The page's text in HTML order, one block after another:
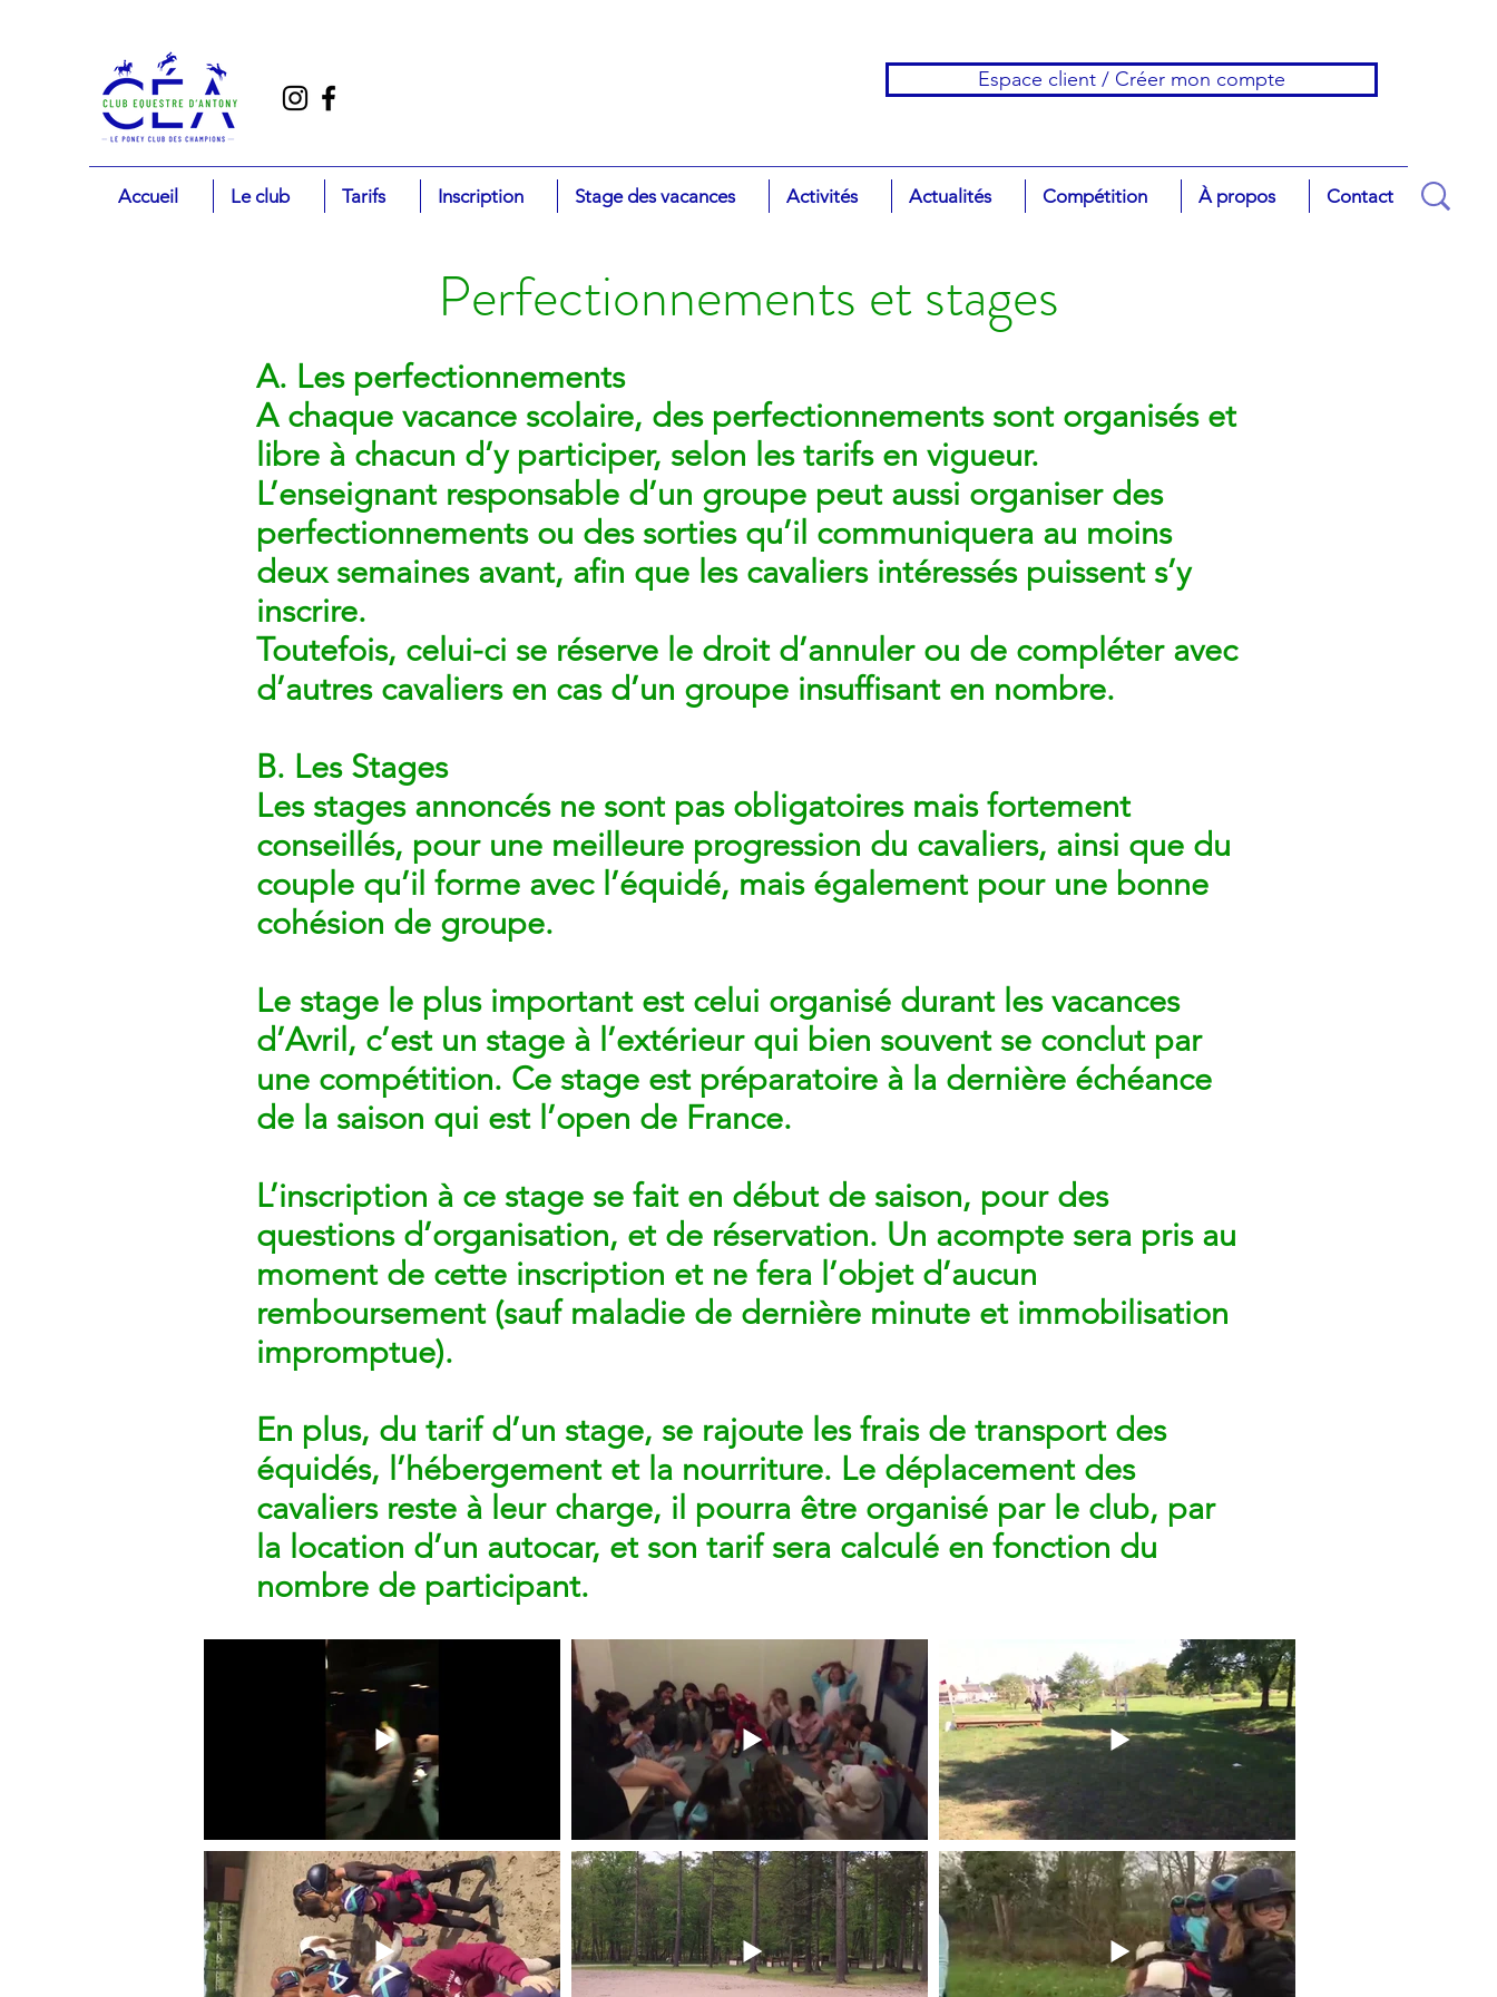
Espace client / Créer mon compte
Accueil Le club Tarifs Inscription Stage des vacances Activités Actualités Compétition À propos Contact
Perfectionnements et stages
A. Les perfectionnements
A chaque vacance scolaire, des perfectionnements sont organisés et
libre à chacun d’y participer, selon les tarifs en vigueur.
L’enseignant responsable d’un groupe peut aussi organiser des
perfectionnements ou des sorties qu’il communiquera au moins
deux semaines avant, afin que les cavaliers intéressés puissent s’y
inscrire.
Toutefois, celui-ci se réserve le droit d’annuler ou de compléter avec
d’autres cavaliers en cas d’un groupe insuffisant en nombre.
B. Les Stages
Les stages annoncés ne sont pas obligatoires mais fortement
conseillés, pour une meilleure progression du cavaliers, ainsi que du
couple qu’il forme avec l’équidé, mais également pour une bonne
cohésion de groupe.
Le stage le plus important est celui organisé durant les vacances
d’Avril, c’est un stage à l’extérieur qui bien souvent se conclut par
une compétition. Ce stage est préparatoire à la dernière échéance
de la saison qui est l’open de France.
L’inscription à ce stage se fait en début de saison, pour des
questions d’organisation, et de réservation. Un acompte sera pris au
moment de cette inscription et ne fera l’objet d’aucun
remboursement (sauf maladie de dernière minute et immobilisation
impromptue).
En plus, du tarif d’un stage, se rajoute les frais de transport des
équidés, l’hébergement et la nourriture. Le déplacement des
cavaliers reste à leur charge, il pourra être organisé par le club, par
la location d’un autocar, et son tarif sera calculé en fonction du
nombre de participant.